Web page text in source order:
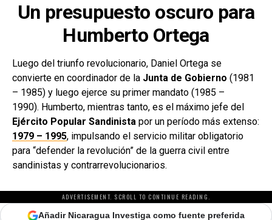
Un presupuesto oscuro para
Humberto Ortega
Luego del triunfo revolucionario, Daniel Ortega se
convierte en coordinador de la Junta de Gobierno (1981
– 1985) y luego ejerce su primer mandato (1985 –
1990). Humberto, mientras tanto, es el máximo jefe del
Ejército Popular Sandinista por un período más extenso:
1979 – 1995, impulsando el servicio militar obligatorio
para “defender la revolución” de la guerra civil entre
sandinistas y contrarrevolucionarios.
ADVERTISEMENT. SCROLL TO CONTINUE READING.
Añadir Nicaragua Investiga como fuente preferida